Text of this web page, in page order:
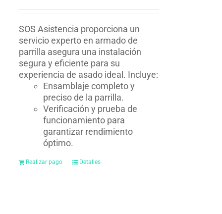
SOS Asistencia proporciona un
servicio experto en armado de
parrilla asegura una instalación
segura y eficiente para su
experiencia de asado ideal. Incluye:
Ensamblaje completo y
preciso de la parrilla.
Verificación y prueba de
funcionamiento para
garantizar rendimiento
óptimo.
Realizar pago Detalles